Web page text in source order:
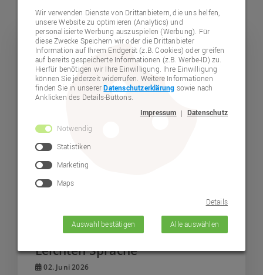
Teilhabe
© Lebenshilfe Neumarkt e.V.
Postkarten-Aktion zum Tag der
Leichten Sprache
02. Juni 2026
Wir verwenden Dienste von Drittanbietern, die uns helfen,
unsere Website zu optimieren (Analytics) und
personalisierte Werbung auszuspielen (Werbung). Für
diese Zwecke Speichern wir oder die Drittanbieter
Information auf Ihrem Endgerät (z.B. Cookies) oder greifen
auf bereits gespeicherte Informationen (z.B. Werbe-ID) zu.
Hierfür benötigen wir Ihre Einwilligung. Ihre Einwilligung
können Sie jederzeit widerrufen. Weitere Informationen
finden Sie in unsererDatenschutzerklärung sowie nach
Anklicken des Details-Buttons.
Auswahl bestätigen Alle auswählen
Impressum | Datenschutz
Notwendig
Statistiken
Marketing
Maps
Details